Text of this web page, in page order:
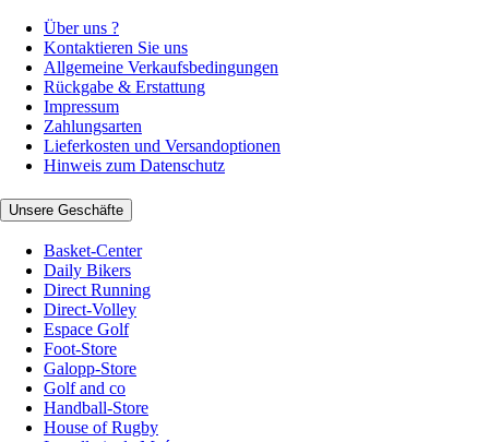
Über uns ?
Kontaktieren Sie uns
Allgemeine Verkaufsbedingungen
Rückgabe & Erstattung
Impressum
Zahlungsarten
Lieferkosten und Versandoptionen
Hinweis zum Datenschutz
Unsere Geschäfte
Basket-Center
Daily Bikers
Direct Running
Direct-Volley
Espace Golf
Foot-Store
Galopp-Store
Golf and co
Handball-Store
House of Rugby